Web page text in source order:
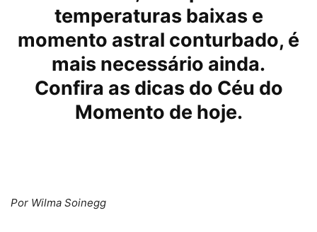
temperaturas baixas e
momento astral conturbado, é
mais necessário ainda.
Confira as dicas do Céu do
Momento de hoje.
Por Wilma Soinegg